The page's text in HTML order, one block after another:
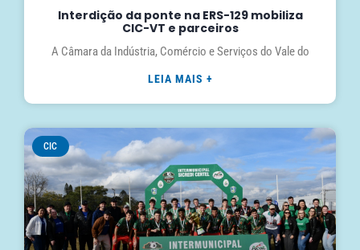
Interdição da ponte na ERS-129 mobiliza
CIC-VT e parceiros
A Câmara da Indústria, Comércio e Serviços do Vale do
LEIA MAIS +
CIC